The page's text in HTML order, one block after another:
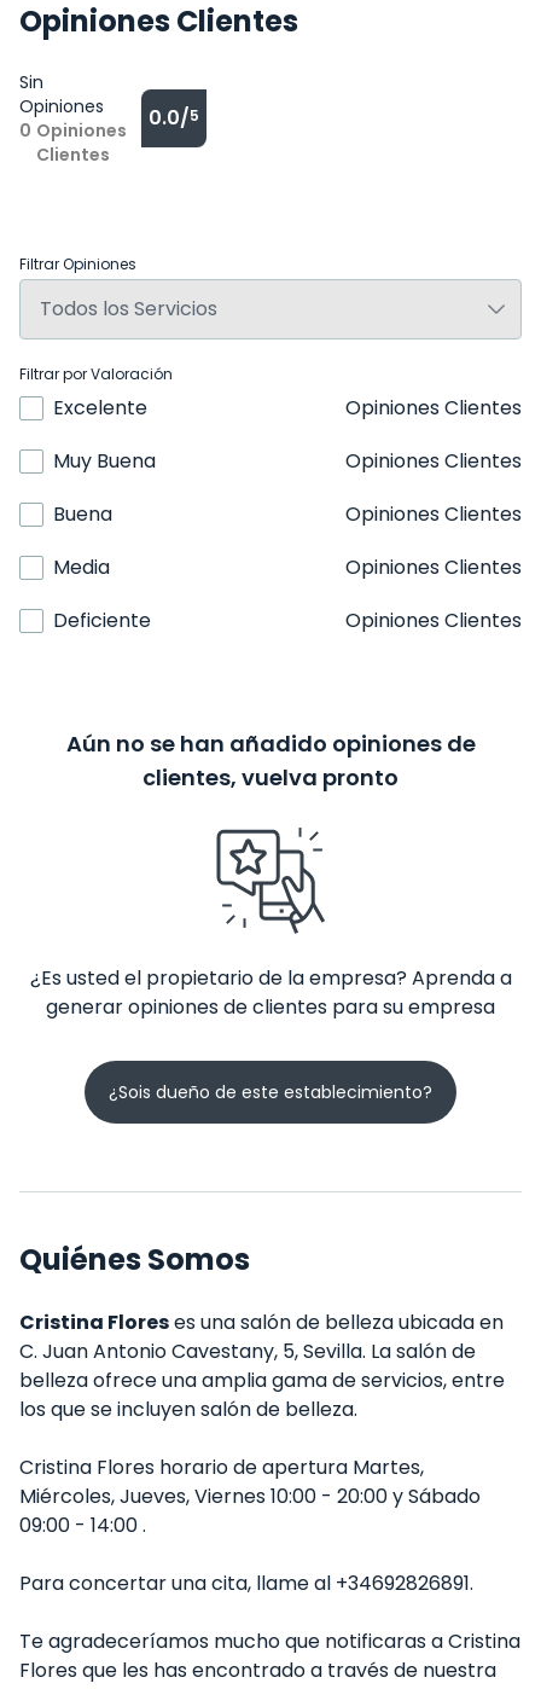
Opiniones Clientes
Sin
Opiniones
0 Opiniones
Clientes
0.0/5
Filtrar Opiniones
Filtrar por Valoración
Excelente
Opiniones Clientes
Muy Buena
Opiniones Clientes
Buena
Opiniones Clientes
Media
Opiniones Clientes
Deficiente
Opiniones Clientes
Aún no se han añadido opiniones de
clientes, vuelva pronto
¿Es usted el propietario de la empresa? Aprenda a
generar opiniones de clientes para su empresa
¿Sois dueño de este establecimiento?
Quiénes Somos
Cristina Floreses una salón de belleza ubicada en
C. Juan Antonio Cavestany, 5, Sevilla. La salón de
belleza ofrece una amplia gama de servicios, entre
los que se incluyen salón de belleza.
Cristina Flores horario de apertura Martes,
Miércoles, Jueves, Viernes 10:00 - 20:00 y Sábado
09:00 - 14:00 .
Para concertar una cita, llame al +34692826891.
Te agradeceríamos mucho que notificaras a Cristina
Flores que les has encontrado a través de nuestra